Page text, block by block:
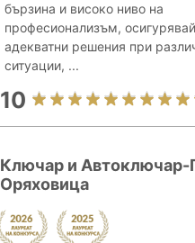
бързина и високо ниво на
професионализъм,
адекватни решения при
ситуации, ...
10
Ключар и Автоключар-
Оряховица